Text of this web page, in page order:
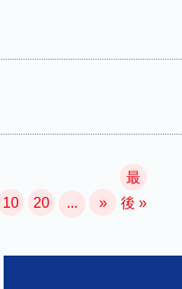
10 20 ... »
最
後 »